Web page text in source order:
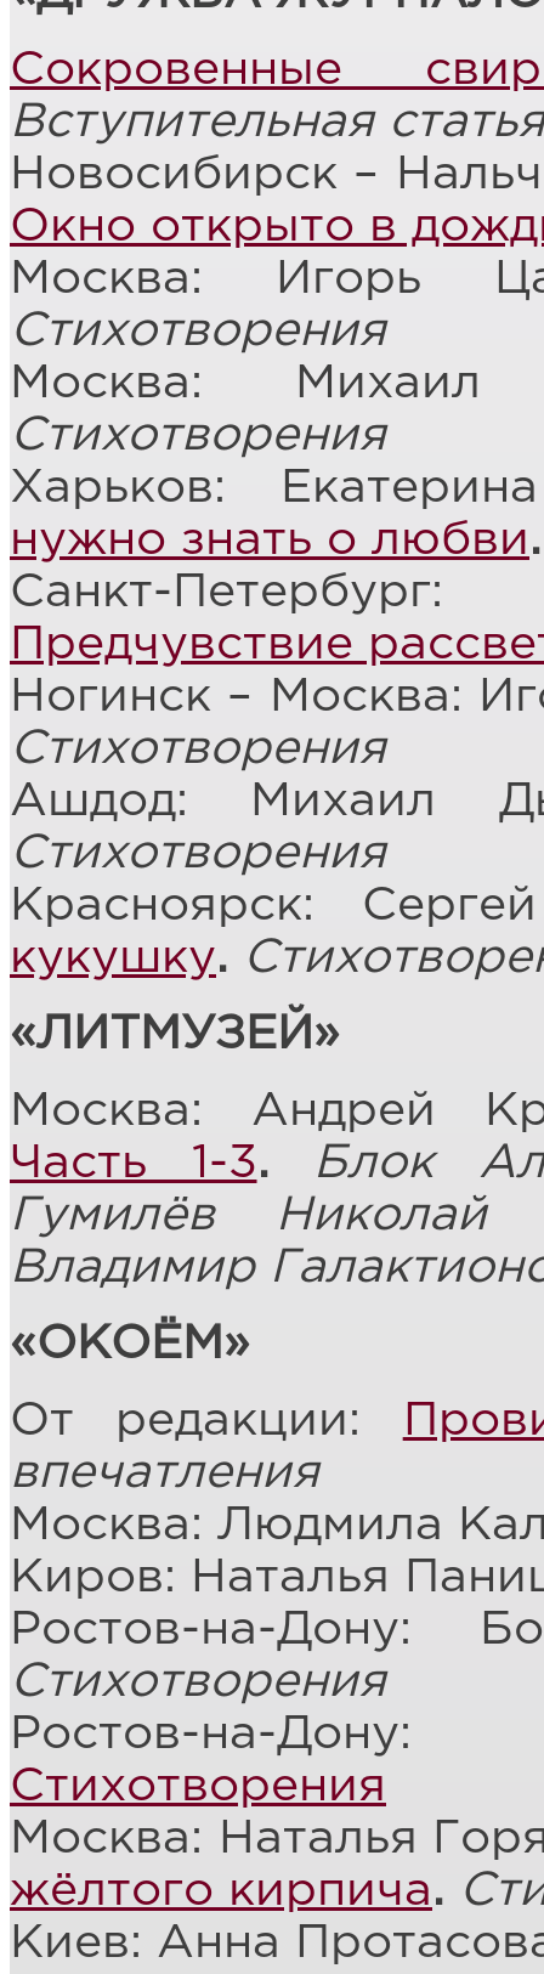
Сокровенные
Вступительная статья
Новосибирск –
Окно открыто в
Москва: Игорь
Стихотворения
Москва:
Стихотворения
Харьков:
нужно знать о любви.
Санкт-
Предчувствие
Ногинск – Москва:
Стихотворения
Ашдод: Михаил
Стихотворения
Красноярск:
кукушку.
«ЛИТМУЗЕЙ»
Москва: Андрей
Часть 1-3.
Блок
Гумилёв Николай
Владимир
«ОКОЁМ»
От редакции:
впечатления
Москва: Людмила
Киров: Наталья
Ростов-на-Дону:
Стихотворения
Ростов-на-
Стихотворения
Москва: Наталья
жёлтого кирпича.
Киев: Анна